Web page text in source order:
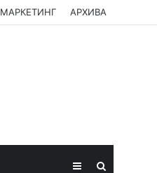
МАРКЕТИНГ АРХИВА
Sidebar